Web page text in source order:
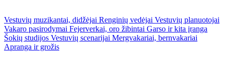
Vestuvių muzikantai, didžėjai Renginių vedėjai Vestuvių planuotojai
Vakaro pasirodymai Fejerverkai, oro žibintai Garso ir kita įranga
Šokių studijos Vestuvių scenarijai Mergvakariai, bernvakariai
Apranga ir grožis